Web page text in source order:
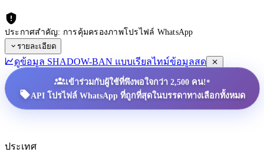
ประกาศสำคัญ: การคุ้มครองภาพโปรไฟล์ WhatsApp
รายละเอียด
ดูข้อมูล SHADOW-BAN แบบเรียลไทม์ข้อมูลสด
เข้าร่วมกับผู้ใช้ที่พึงพอใจกว่า 2,500 คน!•
API โปรไฟล์ WhatsApp ที่ถูกที่สุดในบรรดาทางเลือกทั้งหมด
ประเทศ